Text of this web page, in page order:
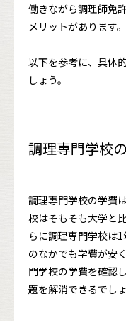
働きながら調理師免
メリットがあります。
以下を参考に、具体
しょう。
調理専門学校
調理専門学校の学費
校はそもそも大学と
らに調理専門学校は
のなかでも学費が安
門学校の学費を確認
題を解消できるでしょ